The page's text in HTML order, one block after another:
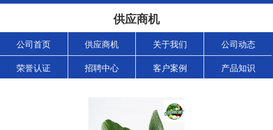
供应商机
公司首页 供应商机 关于我们 公司动态
荣誉认证 招聘中心 客户案例 产品知识